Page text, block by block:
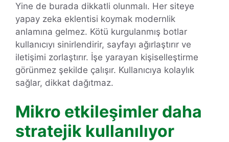
Yine de burada dikkatli olunmalı. Her siteye
yapay zeka eklentisi koymak modernlik
anlamına gelmez. Kötü kurgulanmış botlar
kullanıcıyı sinirlendirir, sayfayı ağırlaştırır ve
iletişimi zorlaştırır. İşe yarayan kişiselleştirme
görünmez şekilde çalışır. Kullanıcıya kolaylık
sağlar, dikkat dağıtmaz.
Mikro etkileşimler daha
stratejik kullanılıyor